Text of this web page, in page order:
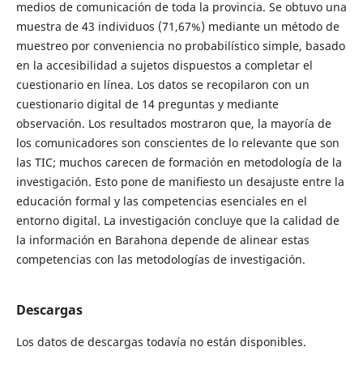
medios de comunicación de toda la provincia. Se obtuvo una
muestra de 43 individuos (71,67%) mediante un método de
muestreo por conveniencia no probabilístico simple, basado
en la accesibilidad a sujetos dispuestos a completar el
cuestionario en línea. Los datos se recopilaron con un
cuestionario digital de 14 preguntas y mediante
observación. Los resultados mostraron que, la mayoría de
los comunicadores son conscientes de lo relevante que son
las TIC; muchos carecen de formación en metodología de la
investigación. Esto pone de maniﬁesto un desajuste entre la
educación formal y las competencias esenciales en el
entorno digital. La investigación concluye que la calidad de
la información en Barahona depende de alinear estas
competencias con las metodologías de investigación.
Descargas
Los datos de descargas todavía no están disponibles.